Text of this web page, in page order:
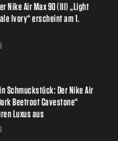
Nike Air Max 90 (III) „Light
Ivory“ erscheint am 1.
Schmuckstück: Der Nike Air
Beetroot Cavestone“
Luxus aus